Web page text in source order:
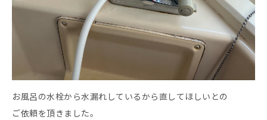
お風呂の水栓から水漏れしているから直してほしいとの
ご依頼を頂きました。